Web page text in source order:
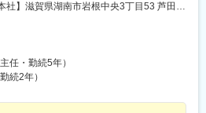
社】滋賀県湖南市岩根中央3丁目53 芦田ビ
り（屋内禁煙）
任・勤続5年）
続2年）